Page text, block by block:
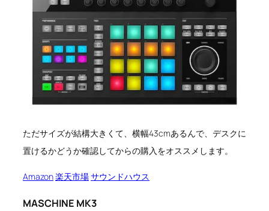
ただサイズが結構大きくて、横幅43cmあるんで、デスクに
置けるかどうか確認してからの購入をオススメします。
Amazon楽天市場サウンドハウス
MASCHINE MK3